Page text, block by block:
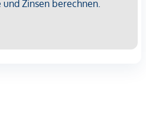
je nach Verfügbarkeit, optional